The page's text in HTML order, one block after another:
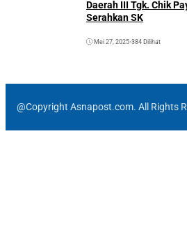
Daerah III Tgk. Chik
Serahkan SK
Mei 27, 2025•384 Dilihat
@Copyright Asnapost.com. All Rights